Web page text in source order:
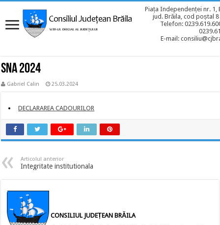
Piața Independenței nr. 1,
jud. Brăila, cod poștal
Telefon:
E-mail:
SNA 2024
Gabriel Calin 25.03.2024
DECLARAREA CADOURILOR
Articolul anterior
Integritate institutionala
CONSILIUL JUDEȚEAN BRĂILA